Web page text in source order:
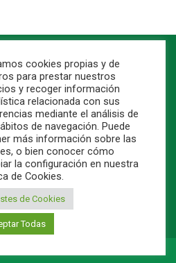
Legal
de Cookies
los derechos reservados.
cookies propias y de
para prestar nuestros
y recoger información
relacionada con sus
mediante el análisis de
de navegación. Puede
más información sobre las
o bien conocer cómo
la configuración en nuestra
de Cookies.
de Cookies
Todas